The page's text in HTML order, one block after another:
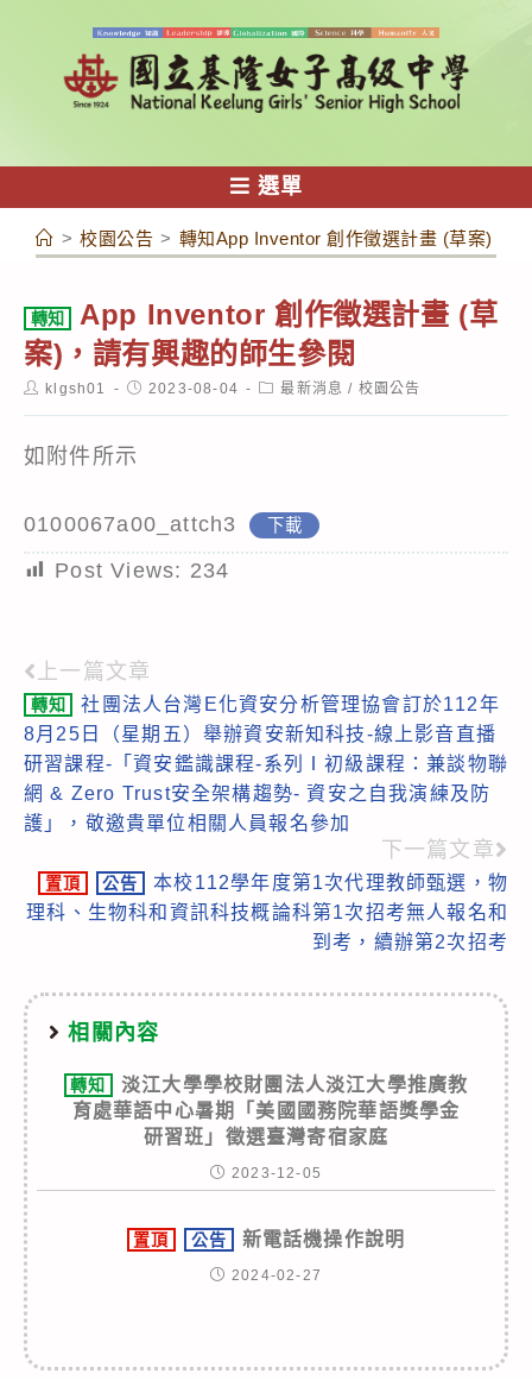
容
選單
> 校園公告 > 轉知App Inventor 創作徵選計畫 (草案)，
轉知
App Inventor 創作徵選計畫 (草
案)，請有興趣的師生參閱
Postklgsh01
Post2023-08-04
Post最新消息 / 校園公告
如附件所示
0100067a00_attch3 下載
Post Views: 234
Read
more
articles
上一篇文章
轉知
社團法人台灣E化資安分析管理協會訂於112年
8月25日（星期五）舉辦資安新知科技-線上影音直播
研習課程-「資安鑑識課程-系列Ⅰ初級課程：兼談物聯
網 & Zero Trust安全架構趨勢- 資安之自我演練及防
護」，敬邀貴單位相關人員報名參加
下一篇文章
置頂 公告
本校112學年度第1次代理教師甄選，物
理科、生物科和資訊科技概論科第1次招考無人報名和
到考，續辦第2次招考
相關內容
轉知
淡江大學學校財團法人淡江大學推廣教
育處華語中心暑期「美國國務院華語獎學金
研習班」徵選臺灣寄宿家庭
2023-12-05
置頂 公告 新電話機操作說明
2024-02-27